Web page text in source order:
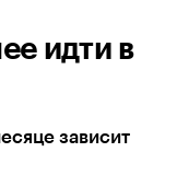
идти в
зависит